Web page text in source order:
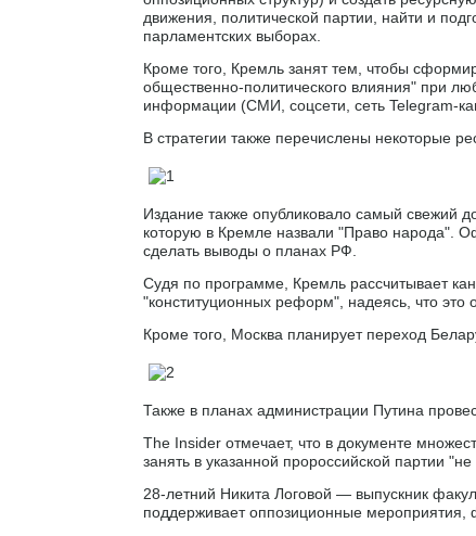
движения, политической партии, найти и
парламентских выборах.
Кроме того, Кремль занят тем, чтобы
общественно-политического влияния" при
информации (СМИ, соцсети, сеть Telegram-
В стратегии также перечислены некоторые
Издание также опубликовало самый свежий
которую в Кремле назвали "Право народа".
сделать выводы о планах РФ.
Судя по программе, Кремль рассчитывает
"конституционных реформ", надеясь, что это
Кроме того, Москва планирует переход
Также в планах администрации Путина
The Insider отмечает, что в документе
занять в указанной пророссийской партии
28-летний Никита Логовой — выпускник
поддерживает оппозиционные мероприятия,